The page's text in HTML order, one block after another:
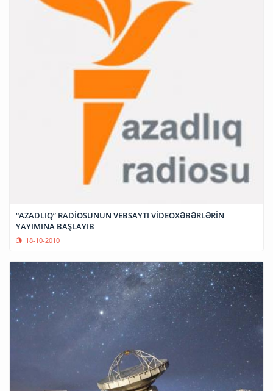
“AZADLIQ” RADİOSUNUN VEBSAYTI VİDEOXƏBƏRLƏRİN
YAYIMINA BAŞLAYIB
18-10-2010